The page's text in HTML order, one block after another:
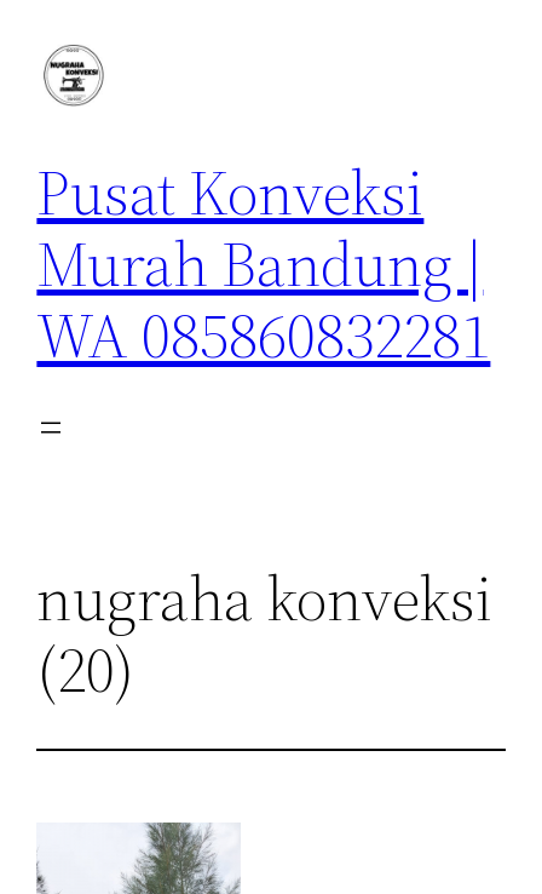
konten
Pusat Konveksi
Murah Bandung |
WA 085860832281
nugraha konveksi
(20)